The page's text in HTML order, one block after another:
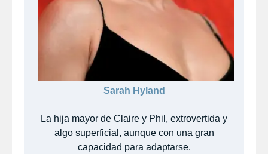
Sarah Hyland
La hija mayor de Claire y Phil, extrovertida y
algo superficial, aunque con una gran
capacidad para adaptarse.